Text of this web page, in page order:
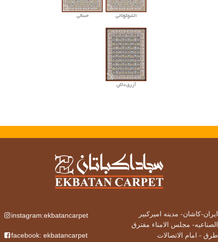
الشوكولاتي حسائي
أزرق داکن
ایران-کاشان- مدینه امیرکبیر
الصناعیه- مجلس الامناء مفترق
طرق - امام الاتصالات
instagram:ekbatancarpet
facebook: ekbatancarpet